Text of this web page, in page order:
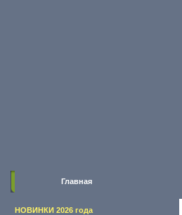
Главная
НОВИНКИ 2026 года